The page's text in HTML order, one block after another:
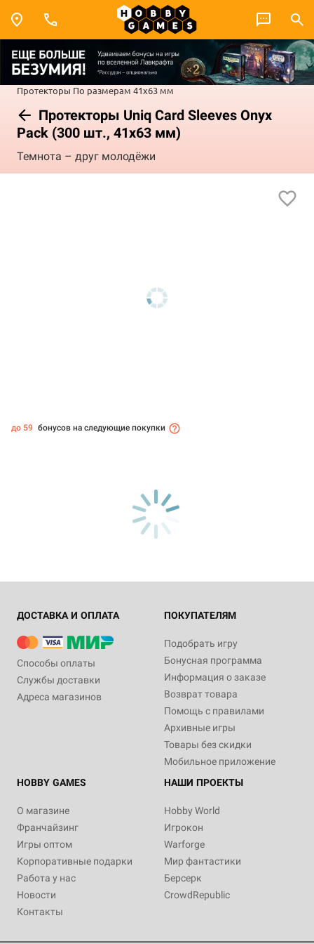
Протекторы По размерам 41x63 мм
Протекторы Uniq Card Sleeves Onyx
Pack (300 шт., 41x63 мм)
Темнота – друг молодёжи
до 59 бонусов на следующие покупки
ДОСТАВКА И ОПЛАТА
Способы оплаты
Службы доставки
Адреса магазинов
ПОКУПАТЕЛЯМ
Подобрать игру
Бонусная программа
Информация о заказе
Возврат товара
Помощь с правилами
Архивные игры
Товары без скидки
Мобильное приложение
HOBBY GAMES
О магазине
Франчайзинг
Игры оптом
Корпоративные подарки
Работа у нас
Новости
Контакты
НАШИ ПРОЕКТЫ
Hobby World
Игрокон
Warforge
Мир фантастики
Берсерк
CrowdRepublic